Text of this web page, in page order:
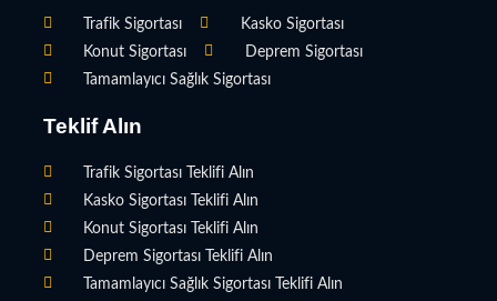
Trafik Sigortası
Kasko Sigortası
Konut Sigortası
Deprem Sigortası
Tamamlayıcı Sağlık Sigortası
Teklif Alın
Trafik Sigortası Teklifi Alın
Kasko Sigortası Teklifi Alın
Konut Sigortası Teklifi Alın
Deprem Sigortası Teklifi Alın
Tamamlayıcı Sağlık Sigortası Teklifi Alın